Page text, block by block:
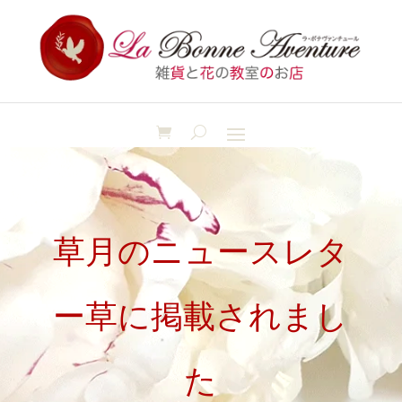
草月のニュースレタ
ー草に掲載されまし
た